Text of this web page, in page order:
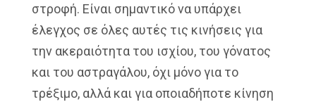
στροφή. Είναι σημαντικό να υπάρχει
έλεγχος σε όλες αυτές τις κινήσεις για
την ακεραιότητα του ισχίου, του γόνατος
και του αστραγάλου, όχι μόνο για το
τρέξιμο, αλλά και για οποιαδήποτε κίνηση